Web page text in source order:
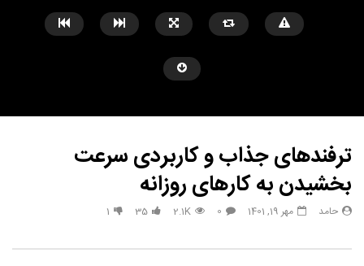
مشاهده بعدا
حامد
تیر 31, 1403
تعطیلات بعدی خود امتحان
ترفندهای جذاب و کاربردی سرعت
بخشیدن به کارهای روزانه
حامد مهر 19, 1401 0
2.1K
35
1